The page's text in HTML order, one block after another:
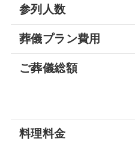
参列人数
葬儀プラン費用
ご葬儀総額
料理料金